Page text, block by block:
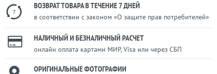
7
ВОЗВРАТ ТОВАРА В ТЕЧЕНИЕ 7 ДНЕЙ
в соответствии с законом «О защите прав потребителей»
НАЛИЧНЫЙ И БЕЗНАЛИЧНЫЙ РАСЧЕТ
онлайн оплата картами МИР, Visa или через СБП
ОРИГИНАЛЬНЫЕ ФОТОГРАФИИ